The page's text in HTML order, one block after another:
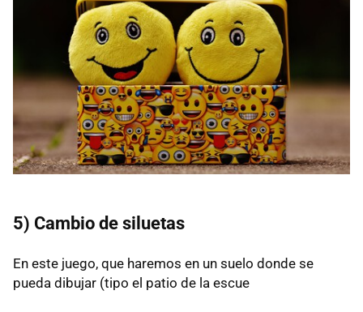
5) Cambio de siluetas
En este juego, que haremos en un suelo donde se
pueda dibujar (tipo el patio de la escue